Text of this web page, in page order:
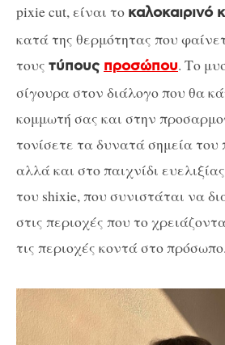
pixie cut, είναι το καλοκαιρινό
κατά της θερμότητας που
τους τύπους προσώπου. Το
σίγουρα στον διάλογο που θα
κομμωτή σας και στην
τονίσετε τα δυνατά σημεία
αλλά και στο παιχνίδι
του shixie, που συνιστάται να
στις περιοχές που το
τις περιοχές κοντά στο πρόσωπο.